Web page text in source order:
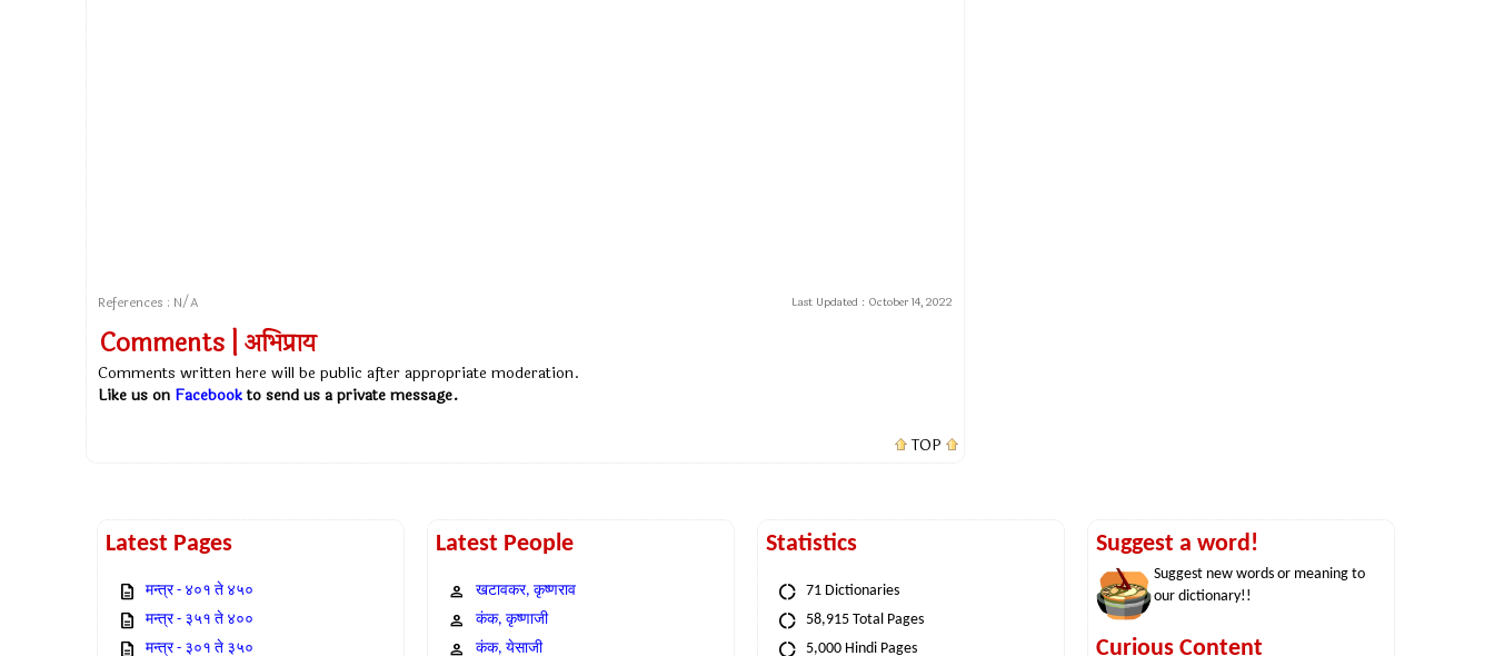
References : N/A Last Updated : October 14, 2022
Comments | अभिप्राय
Comments written here will be public after appropriate moderation.
Like us on Facebookto send us a private message.
TOP
Latest Pages
मन्त्र - ४०१ ते ४५०
मन्त्र - ३५१ ते ४००
मन्त्र - ३०१ ते ३५०
Latest People
खटावकर, कृष्णराव
कंक, कृष्णाजी
कंक, येसाजी
Statistics
71 Dictionaries
58,915 Total Pages
5,000 Hindi Pages
Suggest a word!
Suggest new words or meaning to
our dictionary!!
Curious Content